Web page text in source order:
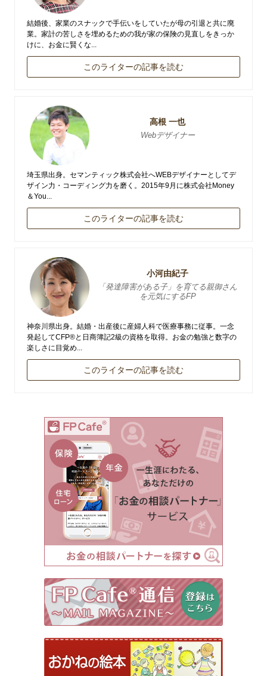
結婚後、家業のスナックで手伝いをしていたが母の引退と共に廃
業。家計の苦しさを埋めるための我が家の保険の見直しをきっか
けに、お金に賢くな...
このライターの記事を読む
高根 一也
Webデザイナー
埼玉県出身。セマンティック株式会社へWEBデザイナーとしてデ
ザイン力・コーディング力を磨く。2015年9月に株式会社Money
＆You...
このライターの記事を読む
小河由紀子
「発達障害がある子」を育てる親御さん
を元気にするFP
神奈川県出身。結婚・出産後に産婦人科で医療事務に従事。一念
発起してCFP®と日商簿記2級の資格を取得。お金の勉強と数字の
楽しさに目覚め...
このライターの記事を読む